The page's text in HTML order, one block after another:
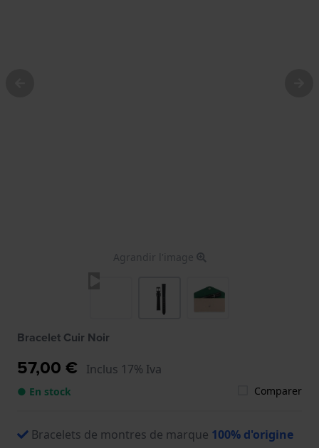
Agrandir l'image
Bracelet Cuir Noir
57,00 € Inclus 17% Iva
● En stock Comparer
Bracelets de montres de marque 100% d'origine